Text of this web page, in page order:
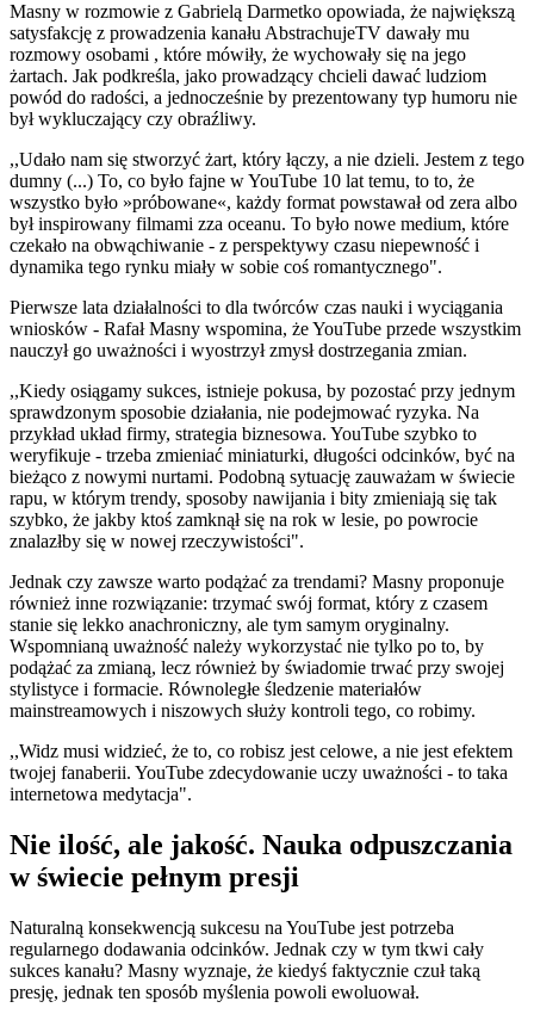
Masny w rozmowie z Gabrielą Darmetko opowiada, że największą
satysfakcję z prowadzenia kanału AbstrachujeTV dawały mu
rozmowy osobami , które mówiły, że wychowały się na jego
żartach. Jak podkreśla, jako prowadzący chcieli dawać ludziom
powód do radości, a jednocześnie by prezentowany typ humoru nie
był wykluczający czy obraźliwy.
,,Udało nam się stworzyć żart, który łączy, a nie dzieli. Jestem z tego
dumny (...) To, co było fajne w YouTube 10 lat temu, to to, że
wszystko było »próbowane«, każdy format powstawał od zera albo
był inspirowany filmami zza oceanu. To było nowe medium, które
czekało na obwąchiwanie - z perspektywy czasu niepewność i
dynamika tego rynku miały w sobie coś romantycznego".
Pierwsze lata działalności to dla twórców czas nauki i wyciągania
wniosków - Rafał Masny wspomina, że YouTube przede wszystkim
nauczył go uważności i wyostrzył zmysł dostrzegania zmian.
,,Kiedy osiągamy sukces, istnieje pokusa, by pozostać przy jednym
sprawdzonym sposobie działania, nie podejmować ryzyka. Na
przykład układ firmy, strategia biznesowa. YouTube szybko to
weryfikuje - trzeba zmieniać miniaturki, długości odcinków, być na
bieżąco z nowymi nurtami. Podobną sytuację zauważam w świecie
rapu, w którym trendy, sposoby nawijania i bity zmieniają się tak
szybko, że jakby ktoś zamknął się na rok w lesie, po powrocie
znalazłby się w nowej rzeczywistości".
Jednak czy zawsze warto podążać za trendami? Masny proponuje
również inne rozwiązanie: trzymać swój format, który z czasem
stanie się lekko anachroniczny, ale tym samym oryginalny.
Wspomnianą uważność należy wykorzystać nie tylko po to, by
podążać za zmianą, lecz również by świadomie trwać przy swojej
stylistyce i formacie. Równoległe śledzenie materiałów
mainstreamowych i niszowych służy kontroli tego, co robimy.
,,Widz musi widzieć, że to, co robisz jest celowe, a nie jest efektem
twojej fanaberii. YouTube zdecydowanie uczy uważności - to taka
internetowa medytacja".
Nie ilość, ale jakość. Nauka odpuszczania
w świecie pełnym presji
Naturalną konsekwencją sukcesu na YouTube jest potrzeba
regularnego dodawania odcinków. Jednak czy w tym tkwi cały
sukces kanału? Masny wyznaje, że kiedyś faktycznie czuł taką
presję, jednak ten sposób myślenia powoli ewoluował.